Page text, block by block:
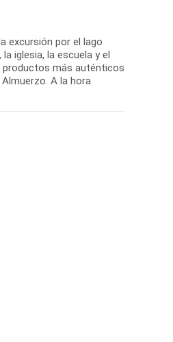
excursión por el lago
iglesia, la escuela y el
productos más auténticos
A la hora